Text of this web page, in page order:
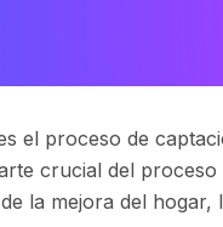
el proceso de
crucial del
la mejora del hogar,